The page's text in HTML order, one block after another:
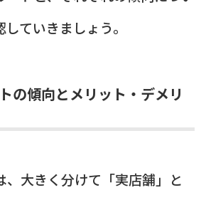
ていきましょう。
の傾向とメリット・デメリ
、大きく分けて「実店舗」と